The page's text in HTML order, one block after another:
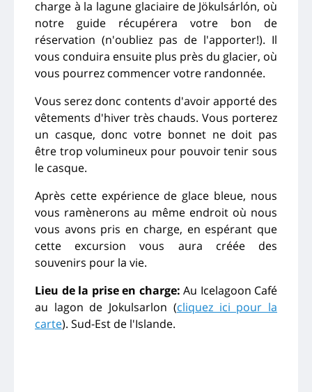
charge à la lagune glaciaire de Jökulsárlón, où
notre guide récupérera votre bon de
réservation (n'oubliez pas de l'apporter!). Il
vous conduira ensuite plus près du glacier, où
vous pourrez commencer votre randonnée.
Vous serez donc contents d'avoir apporté des
vêtements d'hiver très chauds. Vous porterez
un casque, donc votre bonnet ne doit pas
être trop volumineux pour pouvoir tenir sous
le casque.
Après cette expérience de glace bleue, nous
vous ramènerons au même endroit où nous
vous avons pris en charge, en espérant que
cette excursion vous aura créée des
souvenirs pour la vie.
Lieu de la prise en charge: Au Icelagoon Café
au lagon de Jokulsarlon (cliquez ici pour la
carte). Sud-Est de l'Islande.